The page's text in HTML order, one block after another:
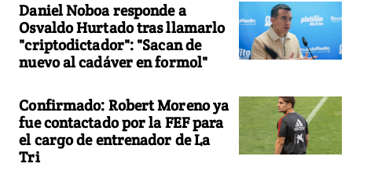
Daniel Noboa responde a
Osvaldo Hurtado tras llamarlo
"criptodictador": "Sacan de
nuevo al cadáver en formol"
Confirmado: Robert Moreno ya
fue contactado por la FEF para
el cargo de entrenador de La
Tri